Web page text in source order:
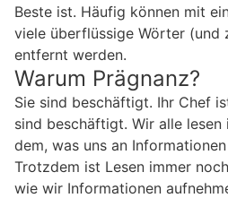
Beste ist. Häufig können mit
viele überflüssige Wörter (und
entfernt werden.
Warum Prägnanz?
Sie sind beschäftigt. Ihr Chef
sind beschäftigt. Wir alle
dem, was uns an
Trotzdem ist Lesen immer
wie wir Informationen